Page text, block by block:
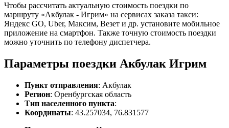
Чтобы рассчитать актуальную стоимость поездки по
маршруту «Акбулак - Игрим» на сервисах заказа такси:
Яндекс GO, Uber, Максим, Везет и др. установите мобильное
приложение на смартфон. Также точную стоимость поездки
можно уточнить по телефону диспетчера.
Параметры поездки Акбулак Игрим
Пункт отправления: Акбулак
Регион: Оренбургская область
Тип населенного пункта:
Координаты: 43.257034, 76.831577